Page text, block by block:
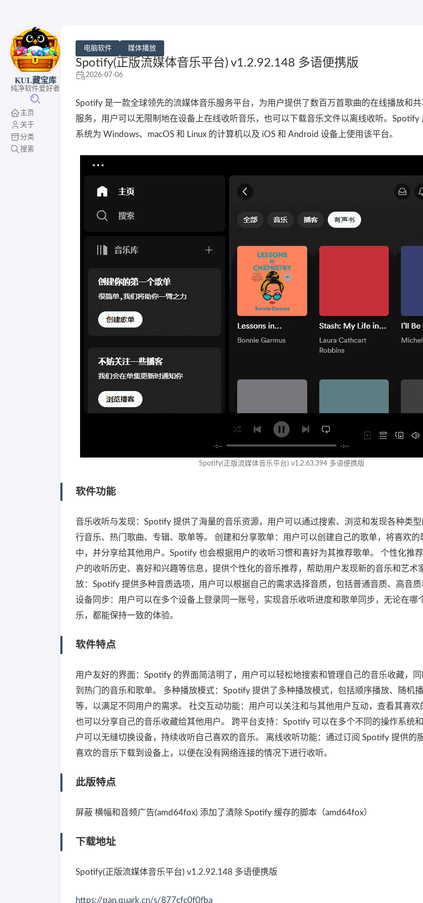
KUL藏宝库
纯净软件爱好者
主页
关于
分类
搜索
电脑软件 媒体播放
Spotify(正版流媒体音乐平台) v1.2.92.148 多语便携版
2026-07-06
Spotify 是一款全球领先的流媒体音乐服务平台，为用户提供了数百万首歌曲的在线播放和共
服务，用户可以无限制地在设备上在线收听音乐，也可以下载音乐文件以离线收听。Spotify
系统为 Windows、macOS 和 Linux 的计算机以及 iOS 和 Android 设备上使用该平台。
Spotify(正版流媒体音乐平台) v1.2.63.394 多语便携版
软件功能
音乐收听与发现：Spotify 提供了海量的音乐资源，用户可以通过搜索、浏览和发现各种类
行音乐、热门歌曲、专辑、歌单等。 创建和分享歌单：用户可以创建自己的歌单，将喜欢的
中，并分享给其他用户。Spotify 也会根据用户的收听习惯和喜好为其推荐歌单。 个性化推
户的收听历史、喜好和兴趣等信息，提供个性化的音乐推荐，帮助用户发现新的音乐和艺术
放：Spotify 提供多种音质选项，用户可以根据自己的需求选择音质，包括普通音质、高音
设备同步：用户可以在多个设备上登录同一账号，实现音乐收听进度和歌单同步，无论在哪
乐，都能保持一致的体验。
软件特点
用户友好的界面：Spotify 的界面简洁明了，用户可以轻松地搜索和管理自己的音乐收藏，
到热门的音乐和歌单。 多种播放模式：Spotify 提供了多种播放模式，包括顺序播放、随机
等，以满足不同用户的需求。 社交互动功能：用户可以关注和与其他用户互动，查看其喜欢
也可以分享自己的音乐收藏给其他用户。 跨平台支持：Spotify 可以在多个不同的操作系统
户可以无缝切换设备，持续收听自己喜欢的音乐。 离线收听功能：通过订阅 Spotify 提供的
喜欢的音乐下载到设备上，以便在没有网络连接的情况下进行收听。
此版特点
屏蔽 横幅和音频广告(amd64fox) 添加了清除 Spotify 缓存的脚本（amd64fox）
下载地址
Spotify(正版流媒体音乐平台) v1.2.92.148 多语便携版
https://pan.quark.cn/s/877cfc0f0fba